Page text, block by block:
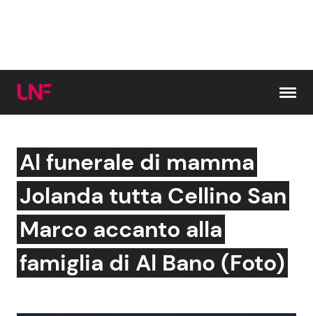
Cerca:
News e Cronaca
Attualità Italiana
Gossip e TV
Bellezze VIP
Al funerale di mamma
Jolanda tutta Cellino San
Marco accanto alla
famiglia di Al Bano (Foto)